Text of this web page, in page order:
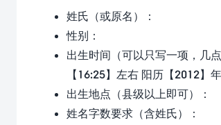
姓氏（或原名）：
性别：
出生时间（可以只写一项，几
【16:25】左右 阳历【2012】
出生地点（县级以上即可）：
姓名字数要求（含姓氏）：